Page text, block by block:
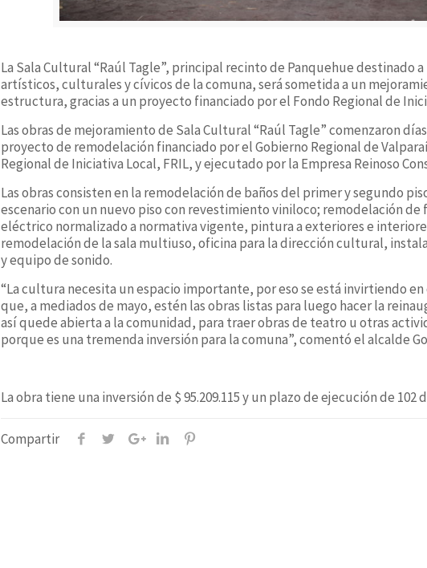
La Sala Cultural “Raúl Tagle”, principal recinto de Panquehue destinado
artísticos, culturales y cívicos de la comuna, será sometida a un
estructura, gracias a un proyecto financiado por el Fondo Regional de
Las obras de mejoramiento de Sala Cultural “Raúl Tagle” comenzaron
proyecto de remodelación financiado por el Gobierno Regional de
Regional de Iniciativa Local, FRIL, y ejecutado por la Empresa Reinoso
Las obras consisten en la remodelación de baños del primer y segundo
escenario con un nuevo piso con revestimiento viniloco; remodelación de
eléctrico normalizado a normativa vigente, pintura a exteriores e
remodelación de la sala multiuso, oficina para la dirección cultural,
y equipo de sonido.
“La cultura necesita un espacio importante, por eso se está invirtiendo
que, a mediados de mayo, estén las obras listas para luego hacer la
así quede abierta a la comunidad, para traer obras de teatro u otras
porque es una tremenda inversión para la comuna”, comentó el alcalde
La obra tiene una inversión de $ 95.209.115 y un plazo de ejecución de 102
Compartir